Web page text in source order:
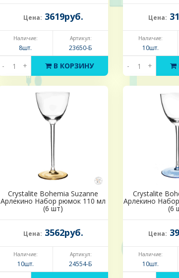
Цена: 3619руб.
Наличие:
8шт.
Артикул:
23650-Б
- + В КОРЗИНУ
Цена:
Наличие:
10шт.
- +
Crystalite Bohemia Suzanne
Арлекино Набор рюмок 110 мл
(6 шт)
Цена: 3562руб.
Наличие:
10шт.
Артикул:
24554-Б
Crystalite
Арлекино
(6
Цена:
Наличие:
10шт.